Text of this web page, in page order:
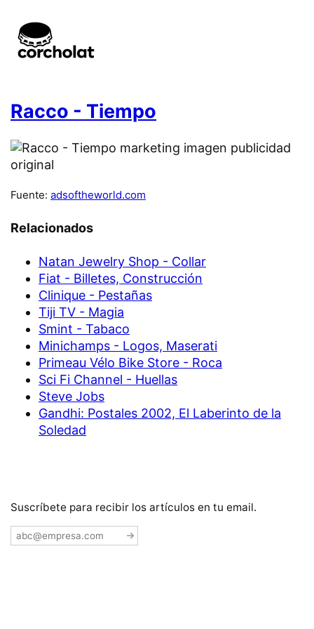
Racco - Tiempo
Fuente: adsoftheworld.com
Relacionados
Natan Jewelry Shop - Collar
Fiat - Billetes, Construcción
Clinique - Pestañas
Tiji TV - Magia
Smint - Tabaco
Minichamps - Logos, Maserati
Primeau Vélo Bike Store - Roca
Sci Fi Channel - Huellas
Steve Jobs
Gandhi: Postales 2002, El Laberinto de la
Soledad
Suscríbete para recibir los artículos en tu email.